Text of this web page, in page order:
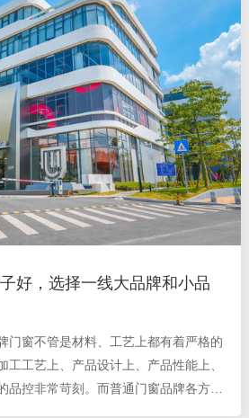
好，选择一线大品牌和小品
门窗不管是材料、工艺上都有着严格的
工工艺上、产品设计上、产品性能上、
品控非常苛刻。而普通门窗品牌各方面